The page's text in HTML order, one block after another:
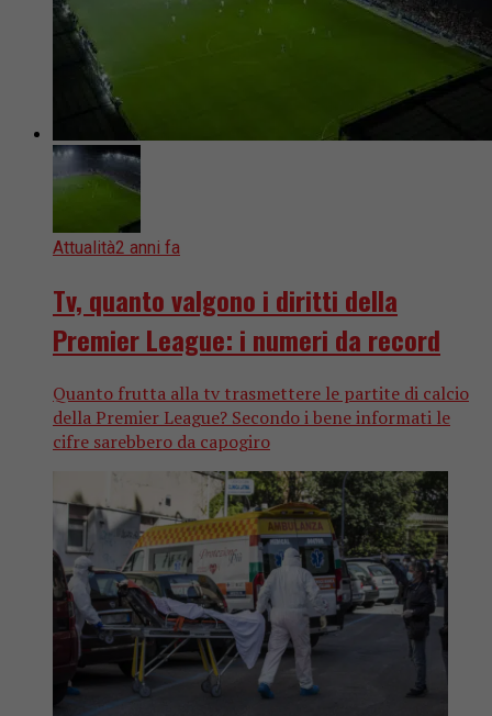
Attualità2 anni fa
Tv, quanto valgono i diritti della
Premier League: i numeri da record
Quanto frutta alla tv trasmettere le partite di calcio
della Premier League? Secondo i bene informati le
cifre sarebbero da capogiro